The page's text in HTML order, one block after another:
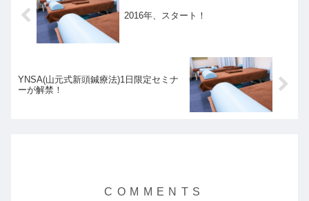
2016年、スタート！
YNSA(山元式新頭鍼療法)1日限定セミナ
ーが解禁！